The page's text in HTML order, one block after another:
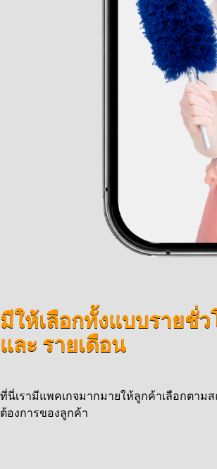
มีให้เลือกทั้งแบบรายชั่ว
และ รายเดือน
ที่นี่เรามีแพคเกจมากมายให้ลูกค้าเลือกตาม
ต้องการของลูกค้า